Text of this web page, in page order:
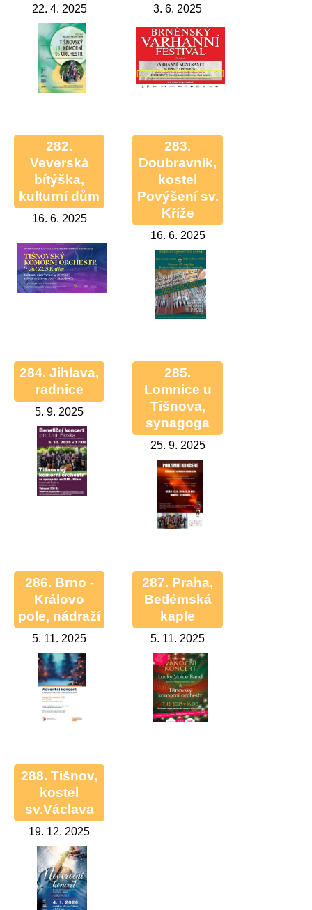
22. 4. 2025 3. 6. 2025
282.
Veverská
bítýška,
kulturní dům
16. 6. 2025
283.
Doubravník,
kostel
Povýšení sv.
Kříže
16. 6. 2025
284. Jihlava,
radnice
5. 9. 2025
285.
Lomnice u
Tišnova,
synagoga
25. 9. 2025
286. Brno -
Královo
pole, nádraží
5. 11. 2025
287. Praha,
Betlémská
kaple
5. 11. 2025
288. Tišnov,
kostel
sv.Václava
19. 12. 2025